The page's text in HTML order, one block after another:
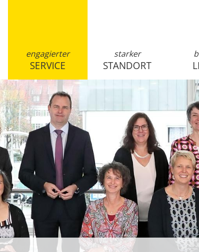
engagierter
SERVICE
starker
STANDORT